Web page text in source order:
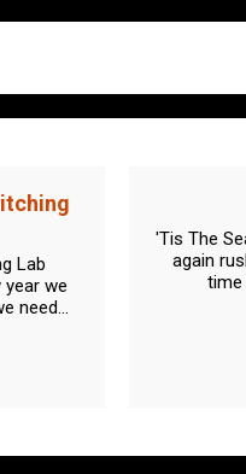
Lab
year we
need...
'Tis The
again
time